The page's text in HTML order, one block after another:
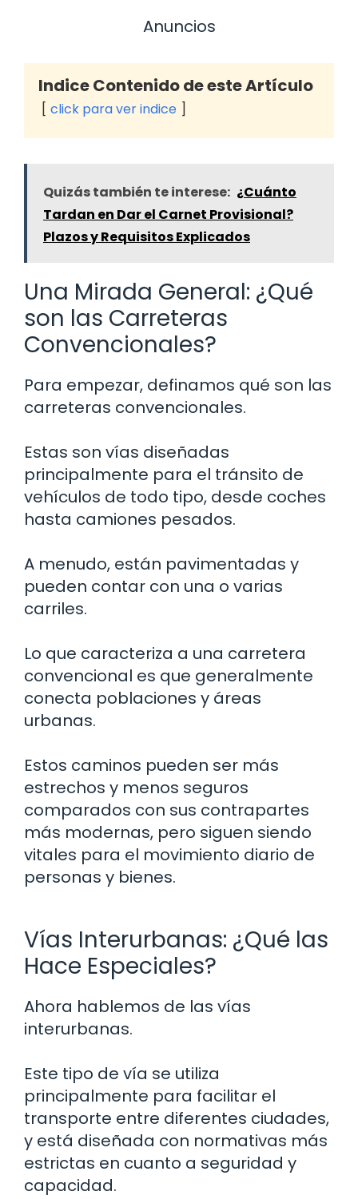
Anuncios
Indice Contenido de este Artículo
click para ver indice
Quizás también te interese: ¿Cuánto
Tardan en Dar el Carnet Provisional?
Plazos y Requisitos Explicados
Una Mirada General: ¿Qué
son las Carreteras
Convencionales?
Para empezar, definamos qué son las
carreteras convencionales.
Estas son vías diseñadas
principalmente para el tránsito de
vehículos de todo tipo, desde coches
hasta camiones pesados.
A menudo, están pavimentadas y
pueden contar con una o varias
carriles.
Lo que caracteriza a una carretera
convencional es que generalmente
conecta poblaciones y áreas
urbanas.
Estos caminos pueden ser más
estrechos y menos seguros
comparados con sus contrapartes
más modernas, pero siguen siendo
vitales para el movimiento diario de
personas y bienes.
Vías Interurbanas: ¿Qué las
Hace Especiales?
Ahora hablemos de las vías
interurbanas.
Este tipo de vía se utiliza
principalmente para facilitar el
transporte entre diferentes ciudades,
y está diseñada con normativas más
estrictas en cuanto a seguridad y
capacidad.